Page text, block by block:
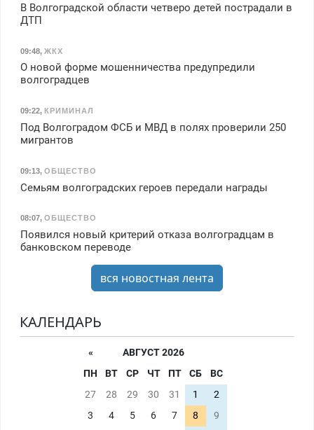
В Волгоградской области четверо детей пострадали в
ДТП
09:48, ЖКХ
О новой форме мошенничества предупредили
волгоградцев
09:22, КРИМИНАЛ
Под Волгоградом ФСБ и МВД в полях проверили 250
мигрантов
09:13, ОБЩЕСТВО
Семьям волгоградских героев передали награды
08:07, ОБЩЕСТВО
Появился новый критерий отказа волгоградцам в
банковском переводе
вся новостная лента
КАЛЕНДАРЬ
«
АВГУСТ 2026
ПН
ВТ СР ЧТ ПТ СБ
ВС
27
28 29 30 31 1
2
3
4 5 6 7 8 9